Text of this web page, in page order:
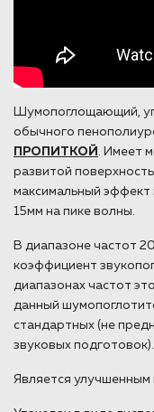
Шумопоглощающий,
обычного
ПРОПИТКОЙ
. Имеет
развитой
максимальный
15мм на пике волны.
В диапазоне частот
коэффициент
диапазонах частот
данный
стандартных (не
звуковых подготовок).
Является улучшенным